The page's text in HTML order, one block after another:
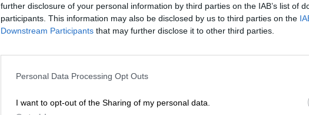
further disclosure of your personal information by third parties on the IAB’s list of
participants. This information may also be disclosed by us to third parties on the
Downstream Participants that may further disclose it to other third parties.
Personal Data Processing Opt Outs
I want to opt-out of the Sharing of my personal data.
NOTICIAS RELACIONADAS